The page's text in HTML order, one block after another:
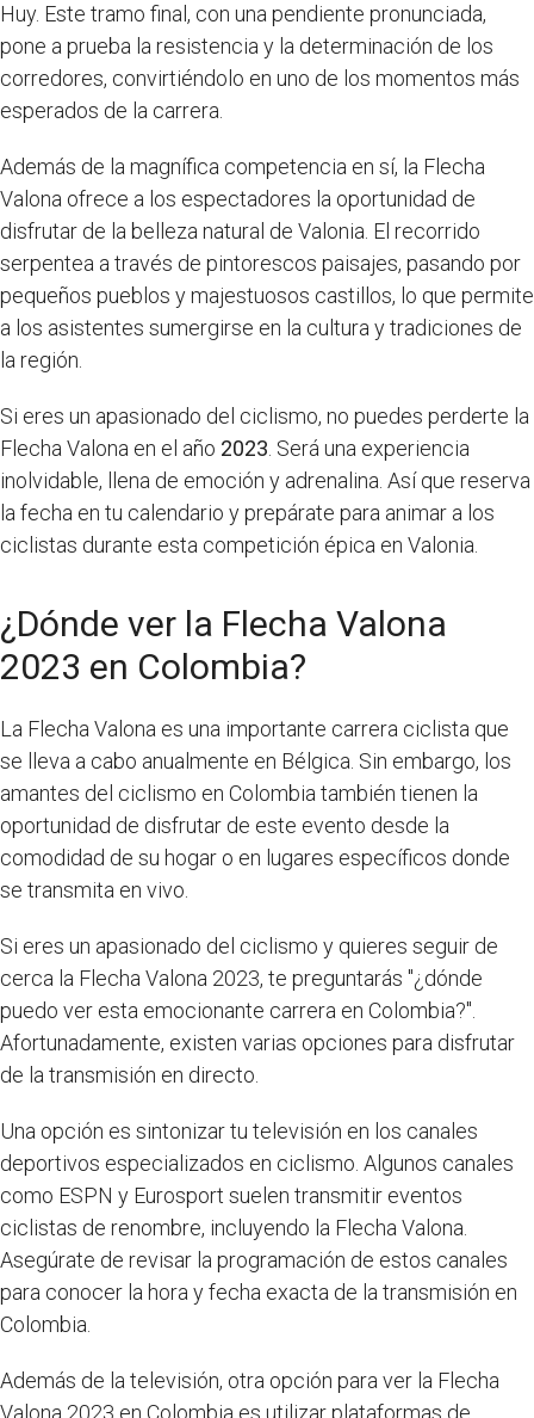
Huy. Este tramo final, con una pendiente pronunciada,
pone a prueba la resistencia y la determinación de los
corredores, convirtiéndolo en uno de los momentos más
esperados de la carrera.
Además de la magnífica competencia en sí, la Flecha
Valona ofrece a los espectadores la oportunidad de
disfrutar de la belleza natural de Valonia. El recorrido
serpentea a través de pintorescos paisajes, pasando por
pequeños pueblos y majestuosos castillos, lo que permite
a los asistentes sumergirse en la cultura y tradiciones de
la región.
Si eres un apasionado del ciclismo, no puedes perderte la
Flecha Valona en el año 2023 . Será una experiencia
inolvidable, llena de emoción y adrenalina. Así que reserva
la fecha en tu calendario y prepárate para animar a los
ciclistas durante esta competición épica en Valonia.
¿Dónde ver la Flecha Valona
2023 en Colombia?
La Flecha Valona es una importante carrera ciclista que
se lleva a cabo anualmente en Bélgica. Sin embargo, los
amantes del ciclismo en Colombia también tienen la
oportunidad de disfrutar de este evento desde la
comodidad de su hogar o en lugares específicos donde
se transmita en vivo.
Si eres un apasionado del ciclismo y quieres seguir de
cerca la Flecha Valona 2023, te preguntarás "¿dónde
puedo ver esta emocionante carrera en Colombia?".
Afortunadamente, existen varias opciones para disfrutar
de la transmisión en directo.
Una opción es sintonizar tu televisión en los canales
deportivos especializados en ciclismo. Algunos canales
como ESPN y Eurosport suelen transmitir eventos
ciclistas de renombre, incluyendo la Flecha Valona.
Asegúrate de revisar la programación de estos canales
para conocer la hora y fecha exacta de la transmisión en
Colombia.
Además de la televisión, otra opción para ver la Flecha
Valona 2023 en Colombia es utilizar plataformas de